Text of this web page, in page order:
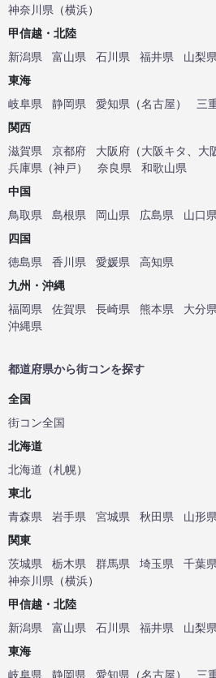
神奈川県 （横浜）
甲信越・北陸
新潟県
富山県 石川県 福井県 山梨県
東海
岐阜県
静岡県 愛知県 （名古屋）
三
関西
滋賀県
京都府 大阪府 （大阪キタ 大
兵庫県 （神戸） 奈良県
和歌山県
中国
鳥取県
島根県 岡山県 広島県
山口県
四国
徳島県
香川県 愛媛県
高知県
九州・沖縄
福岡県
佐賀県 長崎県 熊本県 大分県
沖縄県
都道府県から街コンを探す
全国
街コン全国
北海道
北海道 （札幌）
東北
青森県
岩手県 宮城県 秋田県 山形県
関東
茨城県
栃木県 群馬県 埼玉県 千葉県
神奈川県 （横浜）
甲信越・北陸
新潟県
富山県 石川県 福井県 山梨県
東海
岐阜県
静岡県 愛知県 （名古屋）
三